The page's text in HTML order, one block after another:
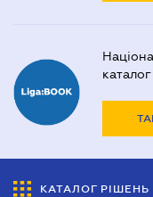
КАТАЛОГ РІШЕНЬ